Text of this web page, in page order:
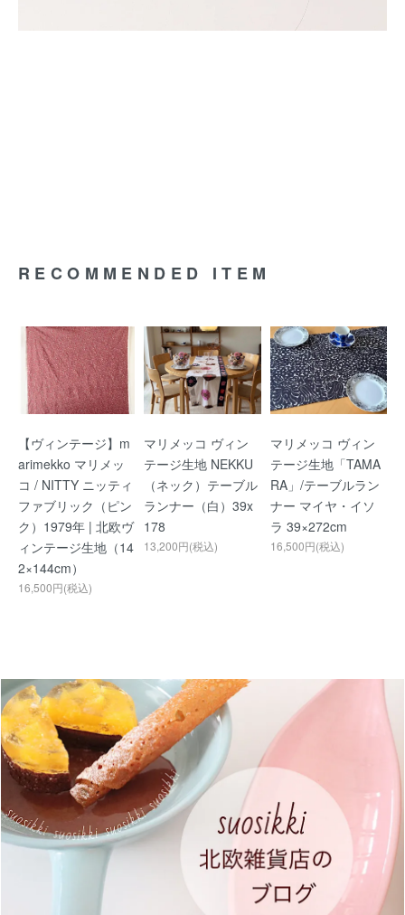
RECOMMENDED ITEM
【ヴィンテージ】m
arimekko マリメッ
コ / NITTY ニッティ
ファブリック（ピン
ク）1979年 | 北欧ヴ
ィンテージ生地（14
2×144cm）
16,500円(税込)
マリメッコ ヴィン
テージ生地 NEKKU
（ネック）テーブル
ランナー（白）39x
178
13,200円(税込)
マリメッコ ヴィン
テージ生地「TAMA
RA」/テーブルラン
ナー マイヤ・イソ
ラ 39×272cm
16,500円(税込)